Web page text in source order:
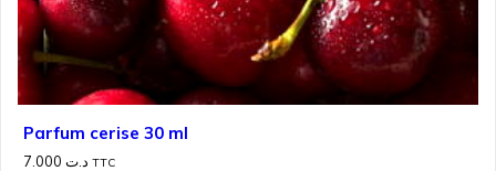
Parfum cerise 30 ml
د.ت TTC